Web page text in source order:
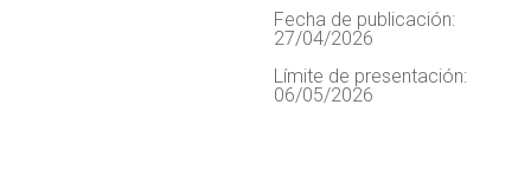
Fecha de publicación:
27/04/2026
Límite de presentación:
06/05/2026